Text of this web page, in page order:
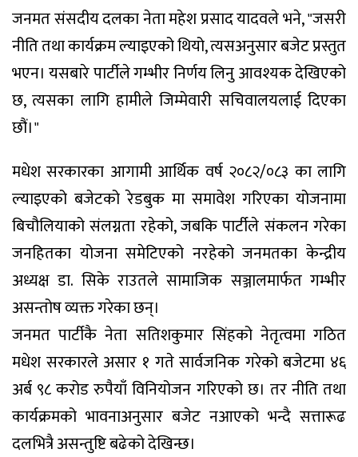
जनमत संसदीय दलका नेता महेश प्रसाद यादवले भने, "जसरी
नीति तथा कार्यक्रम ल्याइएको थियो, त्यसअनुसार बजेट प्रस्तुत
भएन। यसबारे पार्टीले गम्भीर निर्णय लिनु आवश्यक देखिएको
छ, त्यसका लागि हामीले जिम्मेवारी सचिवालयलाई दिएका
छौं।"
मधेश सरकारका आगामी आर्थिक वर्ष २०८२/०८३ का लागि
ल्याइएको बजेटको रेडबुक मा समावेश गरिएका योजनामा
बिचौलियाको संलग्नता रहेको, जबकि पार्टीले संकलन गरेका
जनहितका योजना समेटिएको नरहेको जनमतका केन्द्रीय
अध्यक्ष डा. सिके राउतले सामाजिक सञ्जालमार्फत गम्भीर
असन्तोष व्यक्त गरेका छन्।
जनमत पार्टीकै नेता सतिशकुमार सिंहको नेतृत्वमा गठित
मधेश सरकारले असार १ गते सार्वजनिक गरेको बजेटमा ४६
अर्ब ९८ करोड रुपैयाँ विनियोजन गरिएको छ। तर नीति तथा
कार्यक्रमको भावनाअनुसार बजेट नआएको भन्दै सत्तारूढ
दलभित्रै असन्तुष्टि बढेको देखिन्छ।